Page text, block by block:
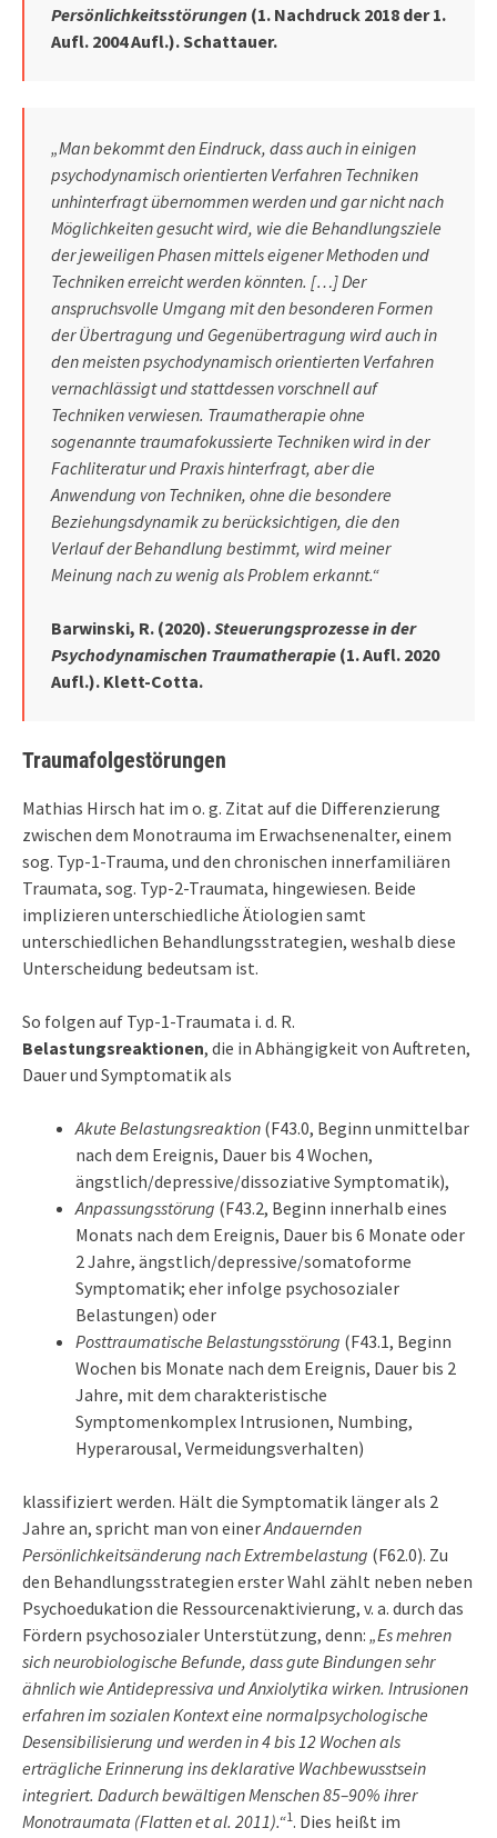
Persönlichkeitsstörungen (1. Nachdruck 2018 der 1.
Aufl. 2004 Aufl.). Schattauer.
„Man bekommt den Eindruck, dass auch in einigen
psychodynamisch orientierten Verfahren Techniken
unhinterfragt übernommen werden und gar nicht nach
Möglichkeiten gesucht wird, wie die Behandlungsziele
der jeweiligen Phasen mittels eigener Methoden und
Techniken erreicht werden könnten. […] Der
anspruchsvolle Umgang mit den besonderen Formen
der Übertragung und Gegenübertragung wird auch in
den meisten psychodynamisch orientierten Verfahren
vernachlässigt und stattdessen vorschnell auf
Techniken verwiesen. Traumatherapie ohne
sogenannte traumafokussierte Techniken wird in der
Fachliteratur und Praxis hinterfragt, aber die
Anwendung von Techniken, ohne die besondere
Beziehungsdynamik zu berücksichtigen, die den
Verlauf der Behandlung bestimmt, wird meiner
Meinung nach zu wenig als Problem erkannt.“
Barwinski, R. (2020).Steuerungsprozesse in der
Psychodynamischen Traumatherapie (1. Aufl. 2020
Aufl.). Klett-Cotta.
Traumafolgestörungen
Mathias Hirsch hat im o. g. Zitat auf die Differenzierung
zwischen dem Monotrauma im Erwachsenenalter, einem
sog. Typ-1-Trauma, und den chronischen innerfamiliären
Traumata, sog. Typ-2-Traumata, hingewiesen. Beide
implizieren unterschiedliche Ätiologien samt
unterschiedlichen Behandlungsstrategien, weshalb diese
Unterscheidung bedeutsam ist.
So folgen auf Typ-1-Traumata i. d. R.
Belastungsreaktionen, die in Abhängigkeit von Auftreten,
Dauer und Symptomatik als
Akute Belastungsreaktion (F43.0, Beginn unmittelbar
nach dem Ereignis, Dauer bis 4 Wochen,
ängstlich/depressive/dissoziative Symptomatik),
Anpassungsstörung (F43.2, Beginn innerhalb eines
Monats nach dem Ereignis, Dauer bis 6 Monate oder
2 Jahre, ängstlich/depressive/somatoforme
Symptomatik; eher infolge psychosozialer
Belastungen) oder
Posttraumatische Belastungsstörung (F43.1, Beginn
Wochen bis Monate nach dem Ereignis, Dauer bis 2
Jahre, mit dem charakteristische
Symptomenkomplex Intrusionen, Numbing,
Hyperarousal, Vermeidungsverhalten)
klassifiziert werden. Hält die Symptomatik länger als 2
Jahre an, spricht man von einerAndauernden
Persönlichkeitsänderung nach Extrembelastung (F62.0). Zu
den Behandlungsstrategien erster Wahl zählt neben neben
Psychoedukation die Ressourcenaktivierung, v. a. durch das
Fördern psychosozialer Unterstützung, denn: „Es mehren
sich neurobiologische Befunde, dass gute Bindungen sehr
ähnlich wie Antidepressiva und Anxiolytika wirken. Intrusionen
erfahren im sozialen Kontext eine normalpsychologische
Desensibilisierung und werden in 4 bis 12 Wochen als
erträgliche Erinnerung ins deklarative Wachbewusstsein
integriert. Dadurch bewältigen Menschen 85–90% ihrer
Monotraumata (Flatten et al. 2011).“1. Dies heißt im